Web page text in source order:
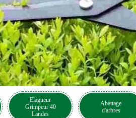
Elagueur
Grimpeur 40
Landes
Abattage
d'arbres